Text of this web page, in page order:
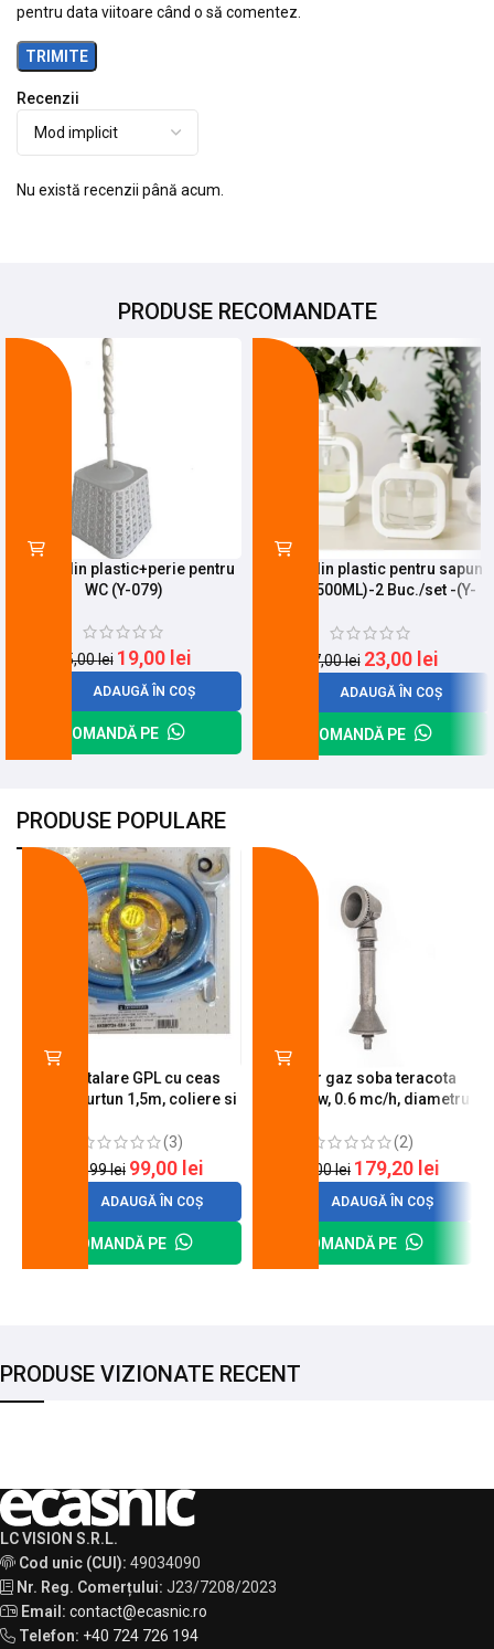
Recenzii
Nu există recenzii până acum.
pentru data viitoare când o să comentez.
PRODUSE RECOMANDATE
Suport din plastic+perie pentru
WC (Y-079)
25,00lei 19,00 lei
ADAUGĂ ÎN COȘ
COMANDĂ PE
Suport din plastic pentru sapun
lichid (500ML)-2 Buc./set -(Y-
27,00lei 23,00 lei
ADAUGĂ ÎN COȘ
COMANDĂ PE
PRODUSE POPULARE
Kit instalare GPL cu ceas
butelie, furtun 1,5m, coliere si
(3)
120,99lei 99,00 lei
ADAUGĂ ÎN COȘ
COMANDĂ PE
Arzator gaz soba teracota
A600, 6 kw, 0.6 mc/h, diametru
(2)
200,00lei 179,20 lei
ADAUGĂ ÎN COȘ
COMANDĂ PE
PRODUSE VIZIONATE RECENT
LC VISION S.R.L.
Cod unic (CUI): 49034090
Nr. Reg. Comerțului: J23/7208/2023
Email: contact@ecasnic.ro
Telefon: +40 724 726 194